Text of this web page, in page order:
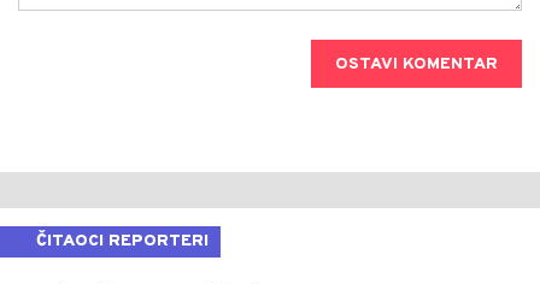
OSTAVI KOMENTAR
ČITAOCI REPORTERI